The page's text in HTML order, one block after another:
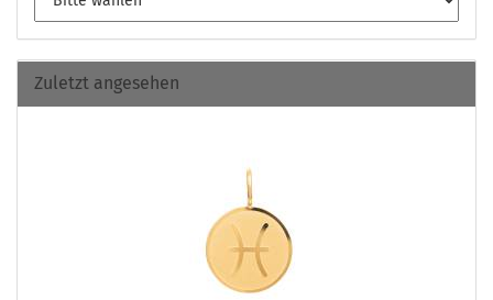
Zuletzt angesehen